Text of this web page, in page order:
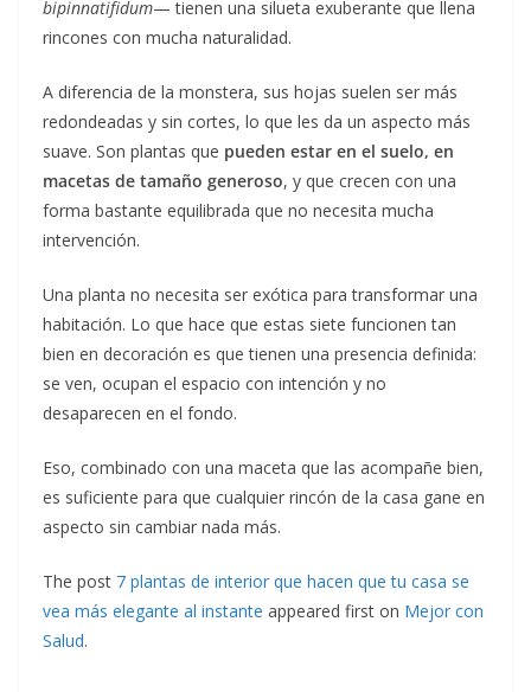
bipinnatifidum— tienen una silueta exuberante que llena
rincones con mucha naturalidad.
A diferencia de la monstera, sus hojas suelen ser más
redondeadas y sin cortes, lo que les da un aspecto más
suave. Son plantas que pueden estar en el suelo, en
macetas de tamaño generoso, y que crecen con una
forma bastante equilibrada que no necesita mucha
intervención.
Una planta no necesita ser exótica para transformar una
habitación. Lo que hace que estas siete funcionen tan
bien en decoración es que tienen una presencia definida:
se ven, ocupan el espacio con intención y no
desaparecen en el fondo.
Eso, combinado con una maceta que las acompañe bien,
es suficiente para que cualquier rincón de la casa gane en
aspecto sin cambiar nada más.
The post 7 plantas de interior que hacen que tu casa se
vea más elegante al instante appeared first on Mejor con
Salud.